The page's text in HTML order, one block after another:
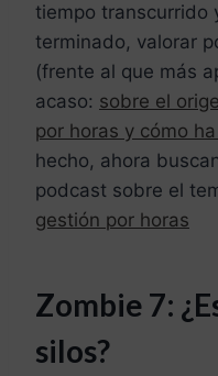
tiempo transcurrido
terminado, valorar
(frente al que más
acaso: sobre el
por horas y cómo
hecho, ahora
podcast sobre el
gestión por horas
Zombie 7: ¿E
silos?